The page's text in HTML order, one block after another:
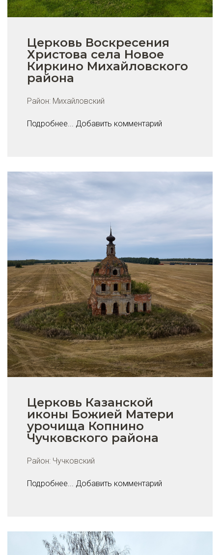
Церковь Воскресения
Христова села Новое
Киркино Михайловского
района
Район: Михайловский
Подробнее... Добавить комментарий
Церковь Казанской
иконы Божией Матери
урочища Копнино
Чучковского района
Район: Чучковский
Подробнее... Добавить комментарий